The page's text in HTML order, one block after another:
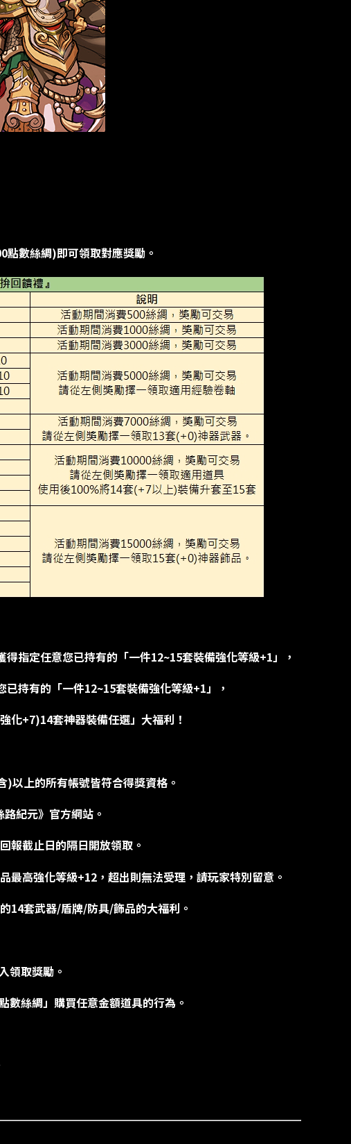
數絲綢)即可領取對應獎勵。
指定任意您已持有的「一件12~15套裝備強化等級+1」，
持有的「一件12~15套裝備強化等級+1」，
化+7)14套神器裝備任選」大福利！
以上的所有帳號皆符合得獎資格。
紀元》官方網站。
報截止日的隔日開放領取。
高強化等級+12，超出則無法受理，請玩家特別留意。
14套武器/盾牌/防具/飾品的大福利。
領取獎勵。
數絲綢」購買任意金額道具的行為。